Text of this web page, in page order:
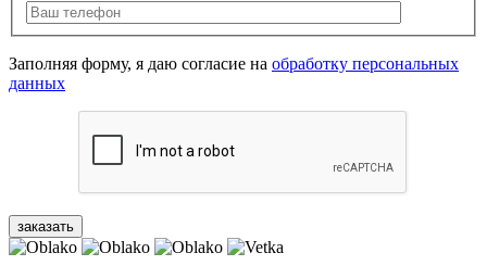
Заполняя форму, я даю согласие на обработку персональных
данных